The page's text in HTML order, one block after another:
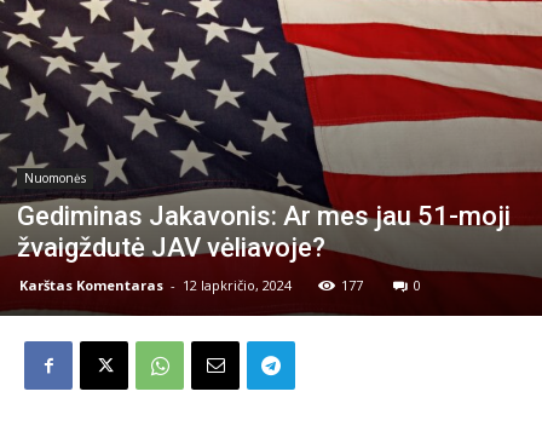
Nuomonės
Gediminas Jakavonis: Ar mes jau 51-moji
žvaigždutė JAV vėliavoje?
Karštas Komentaras - 12 lapkričio, 2024 177 0